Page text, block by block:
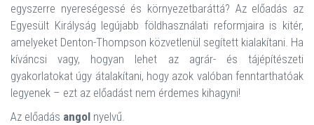
egyszerre nyereségessé és környezetbaráttá? Az előadás az
Egyesült Királyság legújabb földhasználati reformjaira is kitér,
amelyeket Denton-Thompson közvetlenül segített kialakítani. Ha
kíváncsi vagy, hogyan lehet az agrár- és tájépítészeti
gyakorlatokat úgy átalakítani, hogy azok valóban fenntarthatóak
legyenek – ezt az előadást nem érdemes kihagyni!
Az előadás angol nyelvű.